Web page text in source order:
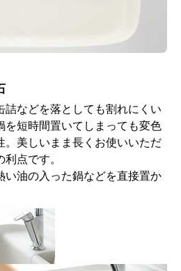
詰などを落としても割れにくい
を短時間置いてしまっても変色
。美しいまま長くお使いいただ
点です。
油の入った鍋などを直接置か